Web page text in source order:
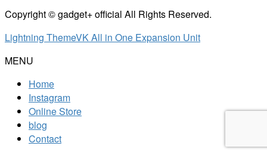
Copyright © gadget+ official All Rights Reserved.
Lightning ThemeVK All in One Expansion Unit
MENU
Home
Instagram
Online Store
blog
Contact